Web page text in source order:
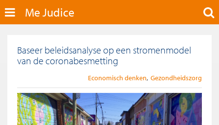
Me Judice
Baseer beleidsanalyse op een stromenmodel
van de coronabesmetting
Economisch denken Gezondheidszorg